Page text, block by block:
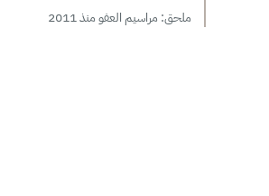
ملحق: مراسيم العفو منذ 2011